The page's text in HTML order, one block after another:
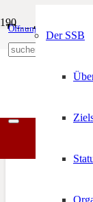
Öffnungszeiten
+39 0471 974 078
Der SSB
Fratelli
SSB